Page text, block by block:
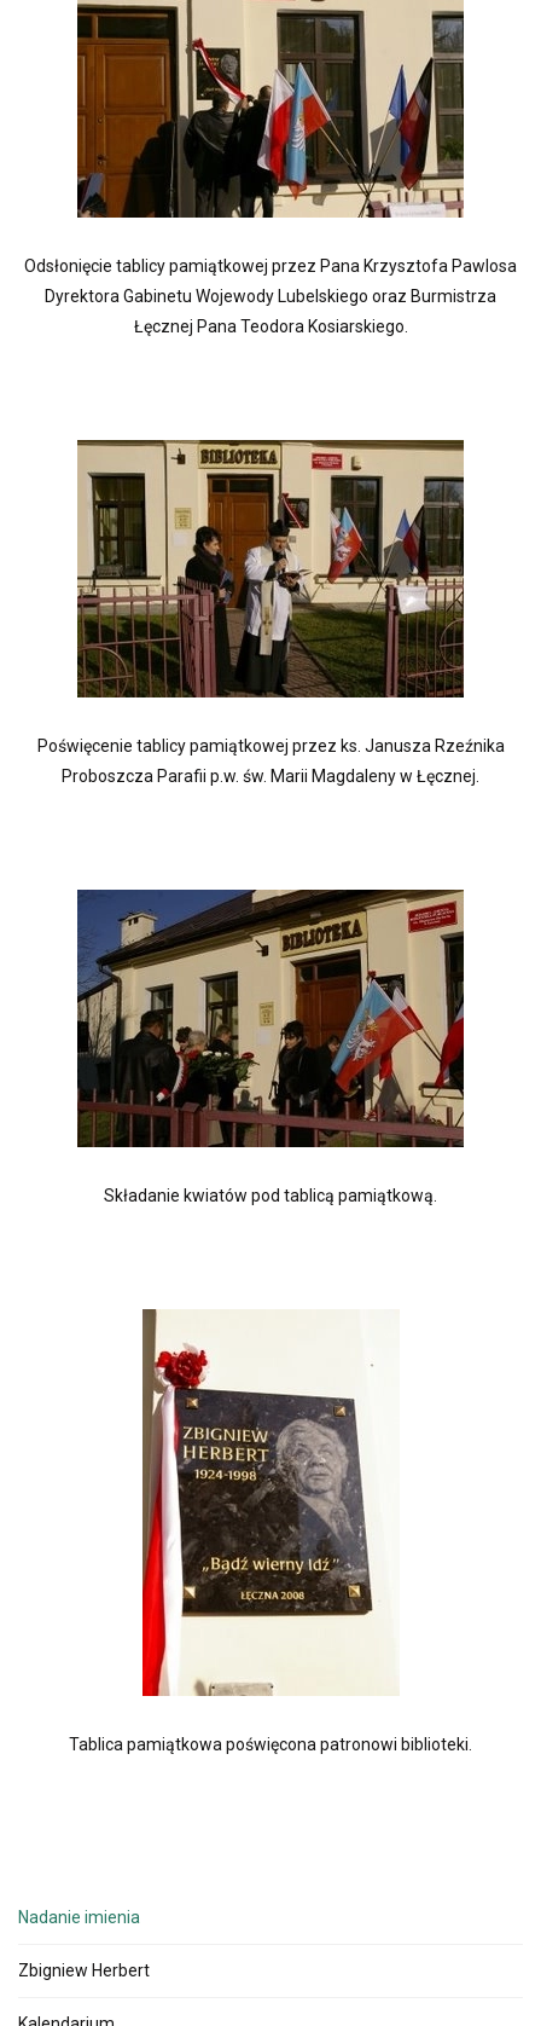
Odsłonięcie tablicy pamiątkowej przez Pana Krzysztofa Pawlosa
Dyrektora Gabinetu Wojewody Lubelskiego oraz Burmistrza
Łęcznej Pana Teodora Kosiarskiego.
Poświęcenie tablicy pamiątkowej przez ks. Janusza Rzeźnika
Proboszcza Parafii p.w. św. Marii Magdaleny w Łęcznej.
Składanie kwiatów pod tablicą pamiątkową.
Tablica pamiątkowa poświęcona patronowi biblioteki.
Nadanie imienia
Zbigniew Herbert